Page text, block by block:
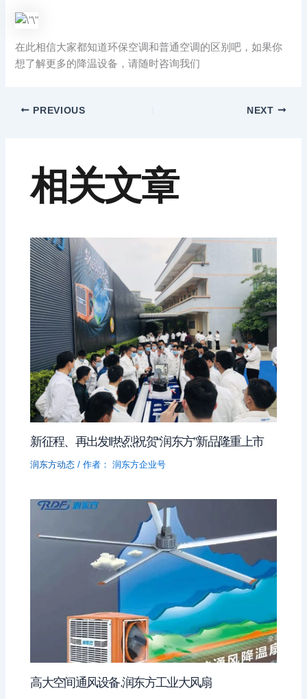
在此相信大家都知道环保空调和普通空调的区别吧，如果你
想了解更多的降温设备，请随时咨询我们
PREVIOUS NEXT
相关文章
新征程、再出发‖热烈祝贺“润东方”新品隆重上市
润东方动态 / 作者： 润东方企业号
高大空间通风设备.润东方工业大风扇